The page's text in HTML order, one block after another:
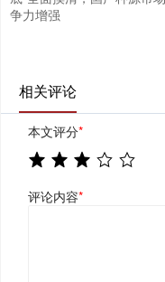
争力增强
相关评论
本文评分*
评论内容*